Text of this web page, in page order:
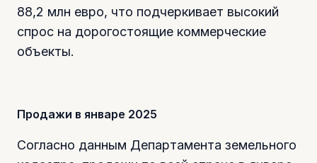
88,2 млн евро, что подчеркивает высокий
спрос на дорогостоящие коммерческие
объекты.
Продажи в январе 2025
Согласно данным Департамента земельного